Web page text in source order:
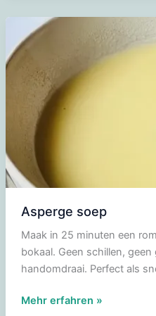
Blauwe
Schimmelkaas
en
Asperge soep
Maak in 25 minuten een
bokaal. Geen schillen,
handomdraai. Perfect als
Asperge
Mehr erfahren »